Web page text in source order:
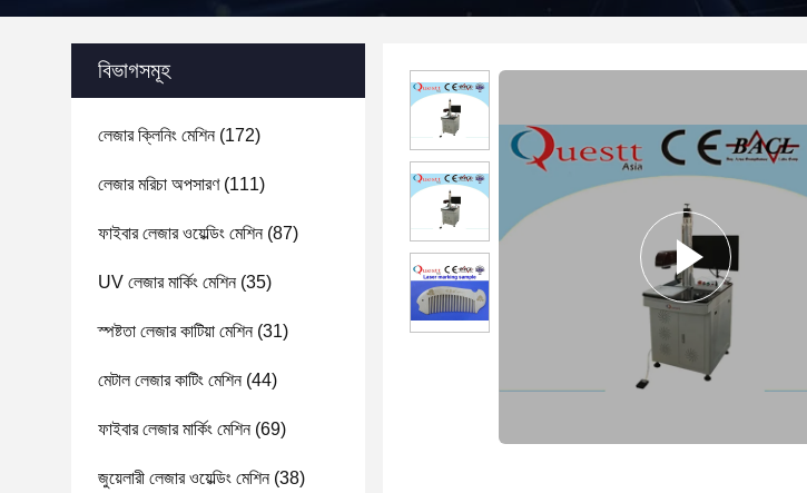
বিভাগসমূহ
লেজার ক্লিনিং মেশিন(172)
লেজার মরিচা অপসারণ(111)
ফাইবার লেজার ওয়েল্ডিং মেশিন(87)
UV লেজার মার্কিং মেশিন(35)
স্পষ্টতা লেজার কাটিয়া মেশিন(31)
মেটাল লেজার কাটিং মেশিন(44)
ফাইবার লেজার মার্কিং মেশিন(69)
জুয়েলারী লেজার ওয়েল্ডিং মেশিন(38)